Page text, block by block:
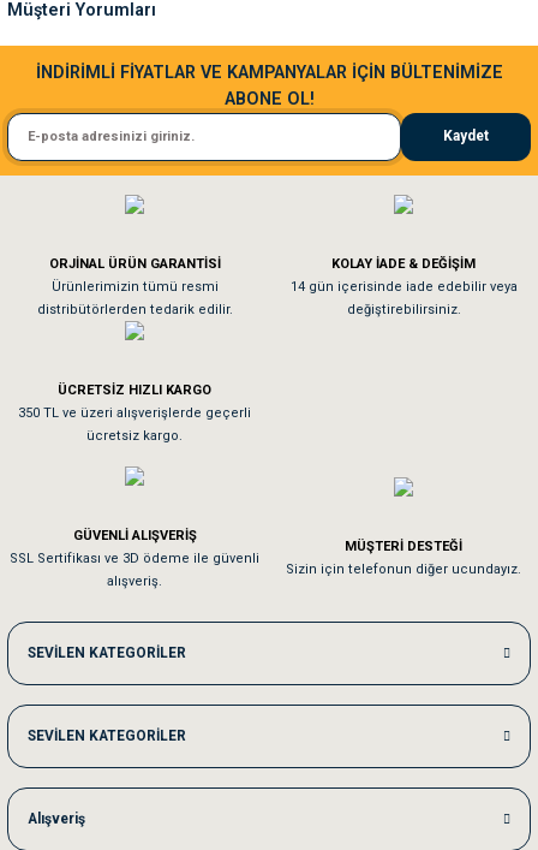
Bu ürüne benzer farklı alternatifler olmalı.
Gönder
Müşteri Yorumları
Sa**** Ta******
Kedim taze mamaya bayıldı kargo fimrasın da bir sorun yaşadım ve arkadaşlar
El**** Ek******
Köpeğim bayıldı hediyeler için teşekkürler
As**** Tu******
Tavşanım kafesinin kalitesine ve paketlemesine bayıldım
Sa**** On******
Kedilerim beğeniyorlar. Memnunuz. Uygun fiyatta olması iyi.
Me***** Ya******
Akşam verdiğim sipariş bir sonraki gün elime ulaştı. Jack russell köpeğim
Ka***** Ar******
İNDİRİMLİ FİYATLAR VE KAMPANYALAR İÇİN BÜLTENİMİZE
ABONE OL!
Kaydet
ORJİNAL ÜRÜN GARANTİSİ
Ürünlerimizin tümü resmi
distribütörlerden tedarik edilir.
KOLAY İADE & DEĞİŞİM
14 gün içerisinde iade edebilir veya
değiştirebilirsiniz.
ÜCRETSİZ HIZLI KARGO
350 TL ve üzeri alışverişlerde geçerli
ücretsiz kargo.
GÜVENLİ ALIŞVERİŞ
SSL Sertifikası ve 3D ödeme ile güvenli
alışveriş.
MÜŞTERİ DESTEĞİ
Sizin için telefonun diğer ucundayız.
SEVİLEN KATEGORİLER
SEVİLEN KATEGORİLER
Alışveriş